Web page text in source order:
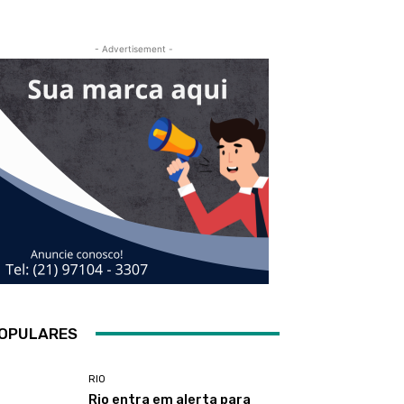
- Advertisement -
RIO
Rio entra em alerta para